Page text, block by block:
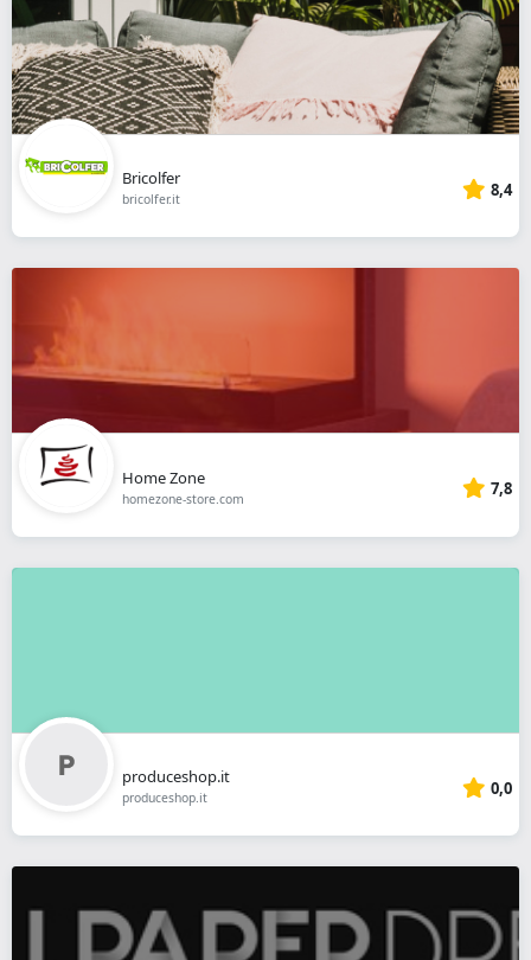
Bricolfer
bricolfer.it 8,4
Home Zone
homezone-store.com 7,8
produceshop.it
produceshop.it 0,0